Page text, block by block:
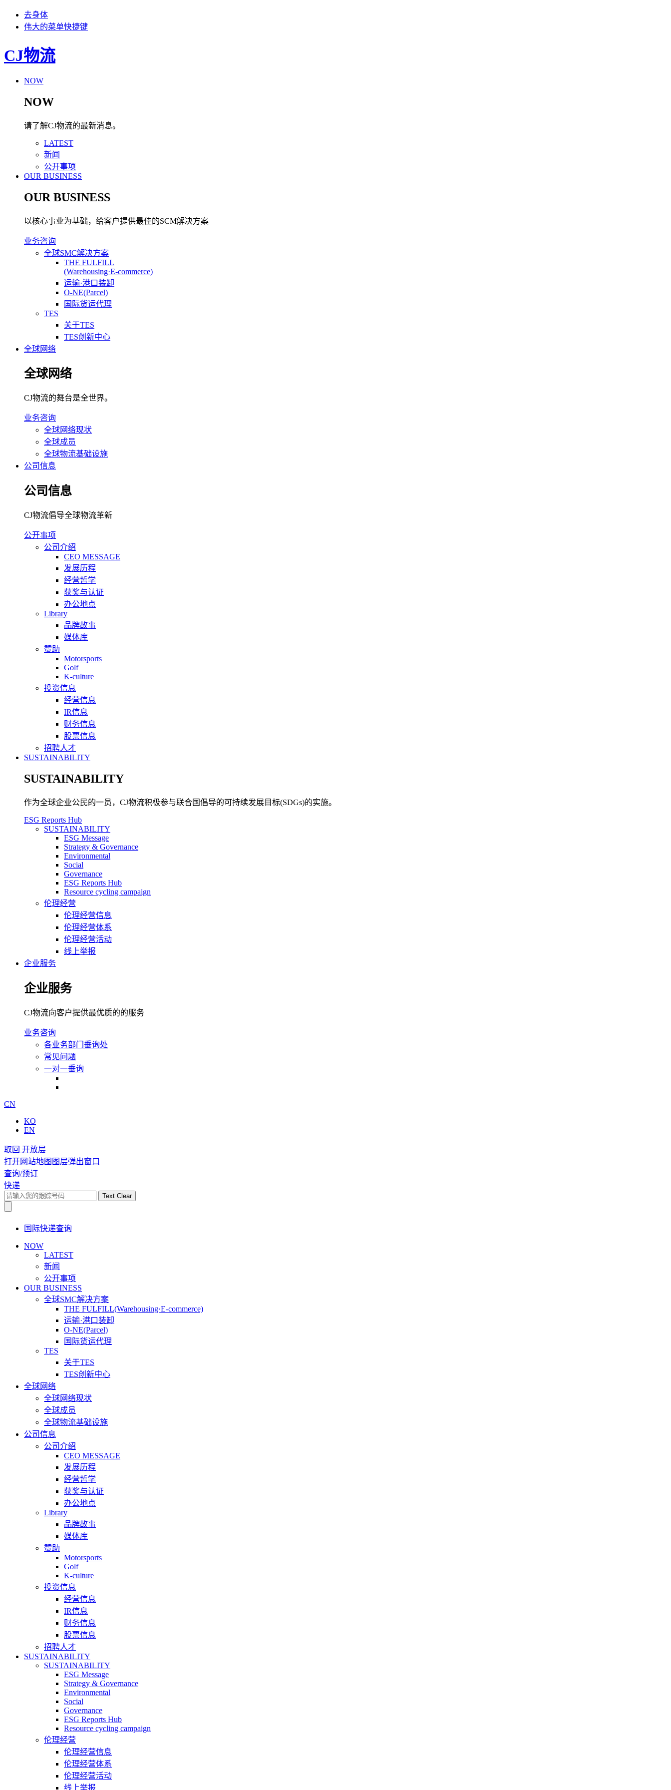
去身体
伟大的菜单快捷键
CJ物流
NOW
NOW
请了解CJ物流的最新消息。
LATEST
新闻
公开事项
OUR BUSINESS
OUR BUSINESS
以核心事业为基础，给客户提供最佳的SCM解决方案
业务咨询
全球SMC解决方案
THE FULFILL
(Warehousing·E-commerce)
运输·港口装卸
O-NE(Parcel)
国际货运代理
TES
关于TES
TES创新中心
全球网络
全球网络
CJ物流的舞台是全世界。
业务咨询
全球网络现状
全球成员
全球物流基础设施
公司信息
公司信息
CJ物流倡导全球物流革新
公开事项
公司介绍
CEO MESSAGE
发展历程
经营哲学
获奖与认证
办公地点
Library
品牌故事
媒体库
赞助
Motorsports
Golf
K-culture
投资信息
经营信息
IR信息
财务信息
股票信息
招聘人才
SUSTAINABILITY
SUSTAINABILITY
作为全球企业公民的一员，CJ物流积极参与联合国倡导的可持续发展目标(SDGs)的实施。
ESG Reports Hub
SUSTAINABILITY
ESG Message
Strategy & Governance
Environmental
Social
Governance
ESG Reports Hub
Resource cycling campaign
伦理经营
伦理经营信息
伦理经营体系
伦理经营活动
线上举报
企业服务
企业服务
CJ物流向客户提供最优质的的服务
业务咨询
各业务部门垂询处
常见问题
一对一垂询
CN
KO
EN
取回 开放层
打开网站地图图层弹出窗口
查询/预订
快递
Text Clear
国际快递查询
NOW
LATEST
新闻
公开事项
OUR BUSINESS
全球SMC解决方案
THE FULFILL(Warehousing·E-commerce)
运输·港口装卸
O-NE(Parcel)
国际货运代理
TES
关于TES
TES创新中心
全球网络
全球网络现状
全球成员
全球物流基础设施
公司信息
公司介绍
CEO MESSAGE
发展历程
经营哲学
获奖与认证
办公地点
Library
品牌故事
媒体库
赞助
Motorsports
Golf
K-culture
投资信息
经营信息
IR信息
财务信息
股票信息
招聘人才
SUSTAINABILITY
SUSTAINABILITY
ESG Message
Strategy & Governance
Environmental
Social
Governance
ESG Reports Hub
Resource cycling campaign
伦理经营
伦理经营信息
伦理经营体系
伦理经营活动
线上举报